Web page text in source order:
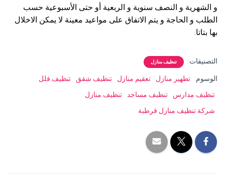
و الشهرية و النصف سنوية و الربعية أو حتى الأسبوعية حسب
الطلب و الحاجة و يتم الاتفاق على مواعيد معينة لا يمكن الاخلال
بها بتاتا.
التصنيفات: تنظيف منازل
الوسوم: تطهير منازل تعقيم منازل تنظيف شقق
تنظيف فلل
تنظيف مدارس
تنظيف مساجد
تنظيف منازل
شركة تنظيف منازل قرطبة